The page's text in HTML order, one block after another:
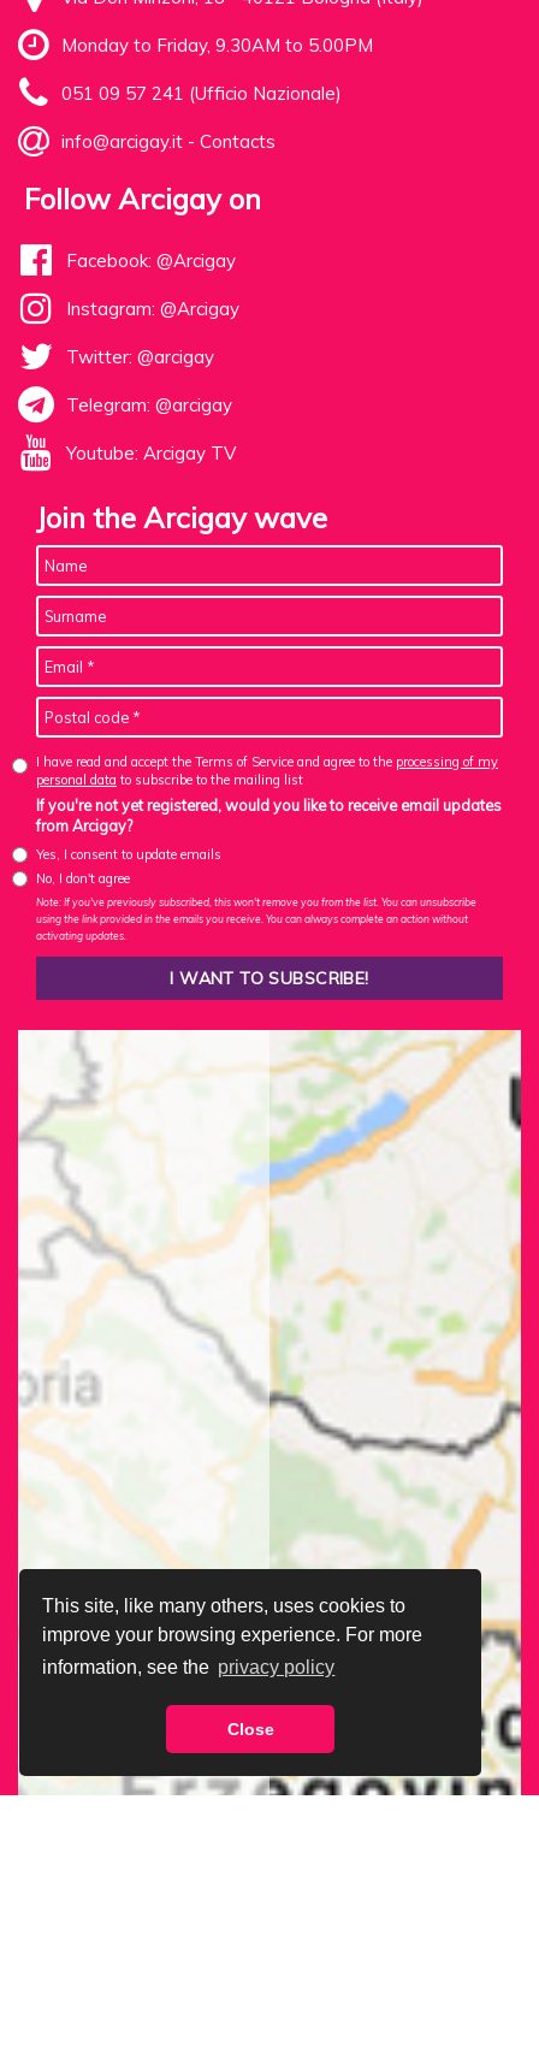
This site, like many others, uses cookies to
improve your browsing experience. For more
information, see the privacy policy
Close
Monday to Friday, 9.30AM to 5.00PM
051 09 57 241 (Ufficio Nazionale)
info@arcigay.it - Contacts
Follow Arcigay on
Facebook: @Arcigay
Instagram: @Arcigay
Twitter: @arcigay
Telegram: @arcigay
Youtube: Arcigay TV
Join the Arcigay wave
I have read and accept the Terms of Service and agree to the processing of my
personal data to subscribe to the mailing list
If you're not yet registered, would you like to receive email updates
from Arcigay?
Yes, I consent to update emails
No, I don't agree
Note: If you've previously subscribed, this won't remove you from the list. You can unsubscribe
using the link provided in the emails you receive. You can always complete an action without
activating updates.